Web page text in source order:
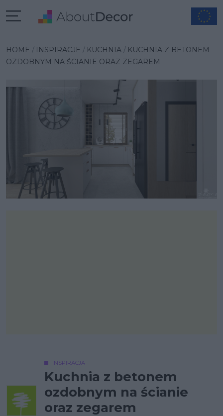
HOME INSPIRACJE KUCHNIA
KUCHNIA Z BETONEM
OZDOBNYM NA ŚCIANIE ORAZ ZEGAREM
INSPIRACJA
Kuchnia z betonem
ozdobnym na ścianie
oraz zegarem